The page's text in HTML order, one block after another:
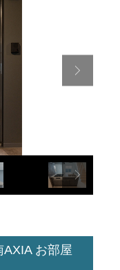
お部屋